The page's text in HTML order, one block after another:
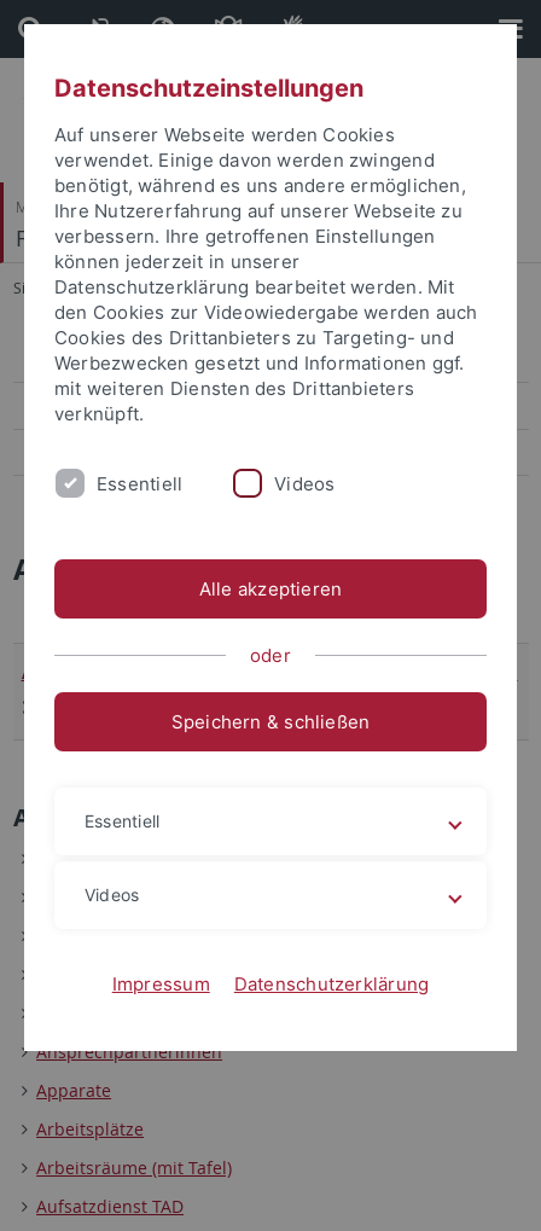
Direkt
zum
Inhalt
Direkt
zur
Fußleiste
Mathematisch-Naturwissenschaftliche Fakultät
Fachbibliothek Mathematik und Physik
Sie sind hier: Startseite ... A - Z
Allgemeine Informationen
Literatursuche
A - Z
A - Z
A :H:
:
:
A
Alphabetischer Katalog
Anschaffungsvorschlag
Ansprechpartnerinnen
Apparate
Arbeitsplätze
Arbeitsräume (mit Tafel)
Aufsatzdienst TAD
Datenschutzeinstellungen
Auf unserer Webseite werden Cookies
verwendet. Einige davon werden zwingend
benötigt, während es uns andere ermöglichen,
Ihre Nutzererfahrung auf unserer Webseite zu
verbessern. Ihre getroffenen Einstellungen
können jederzeit in unserer
Datenschutzerklärung bearbeitet werden. Mit
den Cookies zur Videowiedergabe werden auch
Cookies des Drittanbieters zu Targeting- und
Werbezwecken gesetzt und Informationen ggf.
mit weiteren Diensten des Drittanbieters
verknüpft.
Essentiell Videos
Alle akzeptieren
oder
Speichern & schließen
Essentiell
Videos
Impressum Datenschutzerklärung